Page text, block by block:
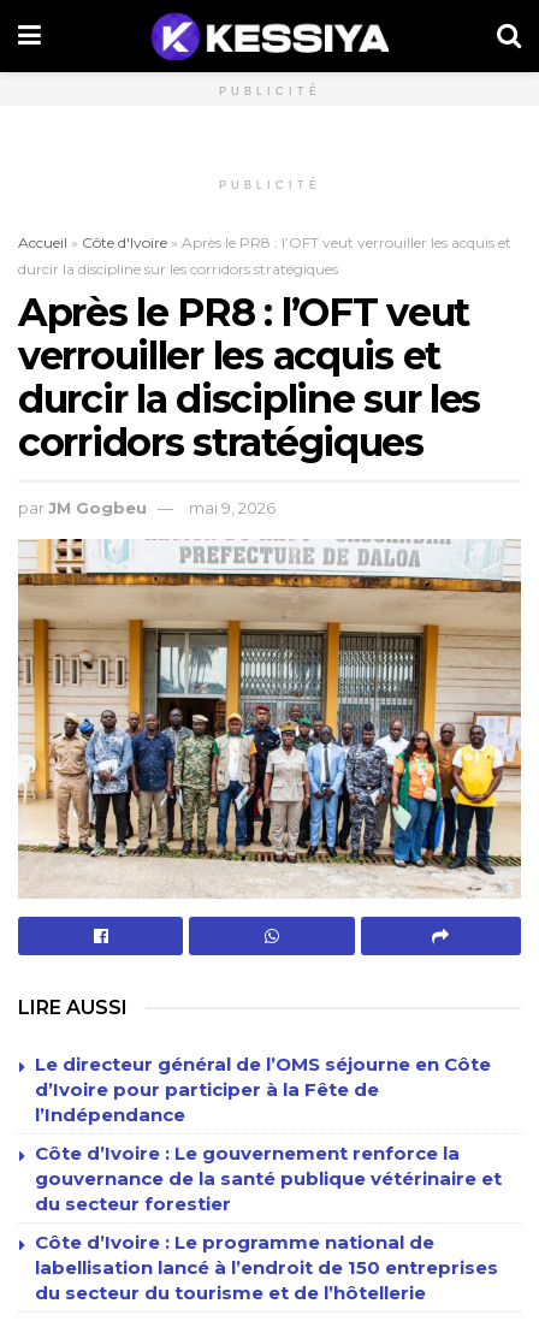
PUBLICITÉ
PUBLICITÉ
Accueil » Côte d'Ivoire » Après le PR8 : l’OFT veut verrouiller les acquis et
durcir la discipline sur les corridors stratégiques
Après le PR8 : l’OFT veut
verrouiller les acquis et
durcir la discipline sur les
corridors stratégiques
parJM Gogbeu mai 9, 2026
LIRE AUSSI
Le directeur général de l’OMS séjourne en Côte
d’Ivoire pour participer à la Fête de
l’Indépendance
Côte d’Ivoire : Le gouvernement renforce la
gouvernance de la santé publique vétérinaire et
du secteur forestier
Côte d’Ivoire : Le programme national de
labellisation lancé à l’endroit de 150 entreprises
du secteur du tourisme et de l’hôtellerie